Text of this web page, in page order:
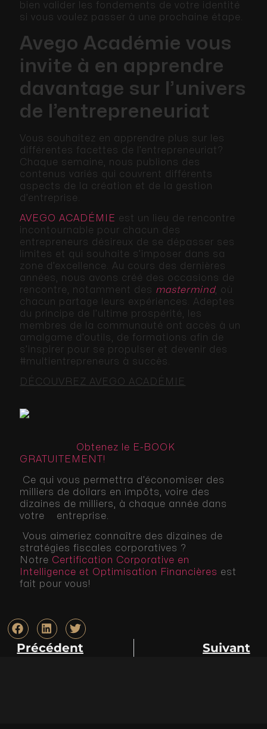
bien valider les fondements de votre identité
si vous voulez passer à une prochaine étape.
Avego Académie vous
invite à en apprendre
davantage sur l’univers
de l’entrepreneuriat
Vous souhaitez en apprendre plus sur les
différentes facettes de l’entrepreneuriat?
Chaque semaine, nous publions des
contenus variés qui couvrent différents
aspects de la création et de la gestion
d’entreprise.
AVEGO ACADÉMIE est un lieu de rencontre
incontournable pour chacun des
entrepreneurs désireux de se dépasser ses
limites et qui souhaite s’imposer dans sa
zone d’excellence. Au cours des dernières
années, nous avons créé des occasions de
rencontre, notamment des mastermind, où
chacun partage leurs expériences. Adeptes
du principe de l’ultime prospérité, les
membres de la communauté ont accès à un
amalgame d’outils, de formations afin de
s’inspirer pour se propulser et devenir des
#multientrepreneurs à succès.
DÉCOUVREZ AVEGO ACADÉMIE
Obtenez le E-BOOK
GRATUITEMENT!
Ce qui vous permettra d’économiser des
milliers de dollars en impôts, voire des
dizaines de milliers, à chaque année dans
votre entreprise.
Vous aimeriez connaître des dizaines de
stratégies fiscales corporatives ?
Notre Certification Corporative en
Intelligence et Optimisation Financières est
fait pour vous!
Précédent Suivant